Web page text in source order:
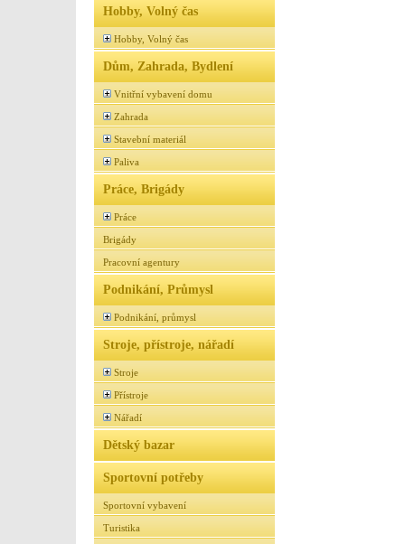
Hobby, Volný čas
Hobby, Volný čas
Dům, Zahrada, Bydlení
Vnitřní vybavení domu
Zahrada
Stavební materiál
Paliva
Práce, Brigády
Práce
Brigády
Pracovní agentury
Podnikání, Průmysl
Podnikání, průmysl
Stroje, přístroje, nářadí
Stroje
Přístroje
Nářadí
Dětský bazar
Sportovní potřeby
Sportovní vybavení
Turistika